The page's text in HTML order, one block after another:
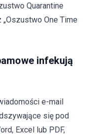
Quarantine
„Oszustwo One Time
infekują
e-mail
się pod
Excel lub PDF,